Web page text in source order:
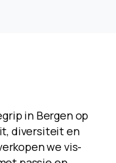
in Bergen op
diversiteit en
we vis-